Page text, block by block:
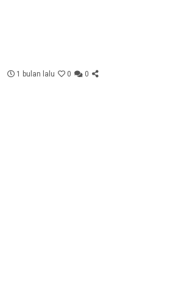
1 bulan lalu 0 0